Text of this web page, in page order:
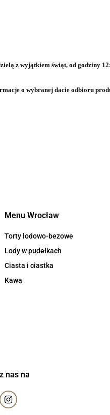
z wyjątkiem świąt, od godziny
o wybranej dacie odbioru
Menu Wrocław
Torty lodowo-bezowe
Lody w pudełkach
Ciasta i ciastka
Kawa
nas na